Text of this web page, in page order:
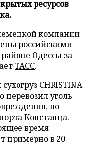
ресурсов
компании
российскими
Одессы за
ТАСС.
CHRISTINA
уголь.
но
Констанца.
время
примерно в 20